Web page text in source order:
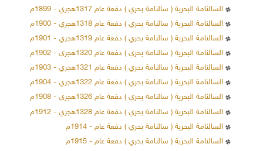
السالنامة البحرية ( سالنامة بحري ) دفعة عام 1317هجري - 1899م
السالنامة البحرية ( سالنامة بحري ) دفعة عام 1318هجري - 1900م
السالنامة البحرية ( سالنامة بحري ) دفعة عام 1319هجري - 1901م
السالنامة البحرية ( سالنامة بحري ) دفعة عام 1320هجري - 1902م
السالنامة البحرية ( سالنامة بحري ) دفعة عام 1321هجري - 1903م
السالنامة البحرية ( سالنامة بحري ) دفعة عام 1322هجري - 1904م
السالنامة البحرية ( سالنامة بحري ) دفعة عام 1326هجري - 1908م
السالنامة البحرية ( سالنامة بحري ) دفعة عام 1328هجري - 1912م
السالنامة البحرية ( سالنامة بحري ) دفعة عام - 1914م
السالنامة البحرية ( سالنامة بحري ) دفعة عام - 1915م